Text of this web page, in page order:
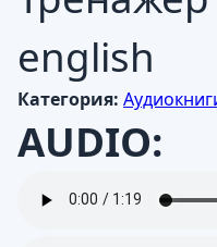
english
Категория:
AUDIO: